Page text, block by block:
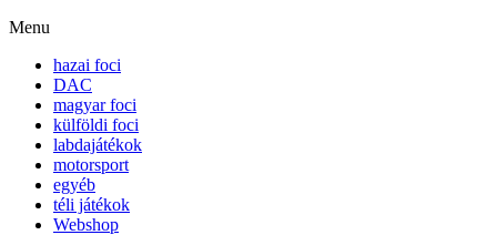
Menu
hazai foci
DAC
magyar foci
külföldi foci
labdajátékok
motorsport
egyéb
téli játékok
Webshop